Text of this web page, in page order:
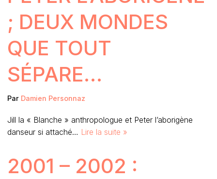
; DEUX MONDES
QUE TOUT
SÉPARE…
Par Damien Personnaz
Jill la « Blanche » anthropologue et Peter l’aborigène
danseur si attaché… Lire la suite »
2001 – 2002 :